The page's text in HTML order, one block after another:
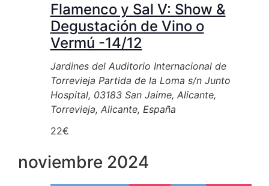
Flamenco y Sal V: Show &
Degustación de Vino o
Vermú -14/12
Jardines del Auditorio Internacional de
Torrevieja Partida de la Loma s/n Junto
Hospital, 03183 San Jaime, Alicante,
Torrevieja, Alicante, España
22€
noviembre 2024